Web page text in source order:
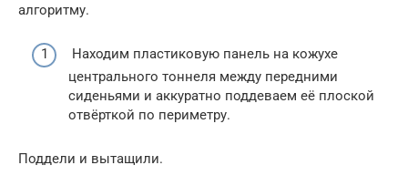
алгоритму.
Находим пластиковую панель на кожухе
центрального тоннеля между передними
сиденьями и аккуратно поддеваем её плоской
отвёрткой по периметру.
Поддели и вытащили.